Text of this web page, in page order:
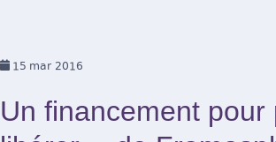
15 mar 2016
Un financement pour